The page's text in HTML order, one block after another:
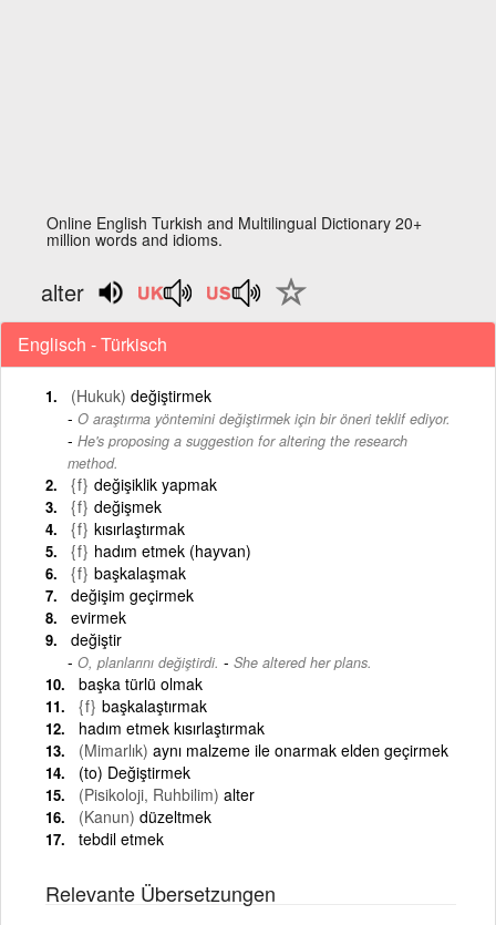
Online English Turkish and Multilingual Dictionary 20+
million words and idioms.
alter
Englisch - Türkisch
(Hukuk) değiştirmek
O araştırma yöntemini değiştirmek için bir öneri teklif ediyor.
- He's proposing a suggestion for altering the research
method.
{f} değişiklik yapmak
{f} değişmek
{f} kısırlaştırmak
{f} hadım etmek (hayvan)
{f} başkalaşmak
değişim geçirmek
evirmek
değiştir
O, planlarını değiştirdi. - She altered her plans.
başka türlü olmak
{f} başkalaştırmak
hadım etmek kısırlaştırmak
(Mimarlık) aynı malzeme ile onarmak elden geçirmek
(to) Değiştirmek
(Pisikoloji, Ruhbilim) alter
(Kanun) düzeltmek
tebdil etmek
Relevante Übersetzungen